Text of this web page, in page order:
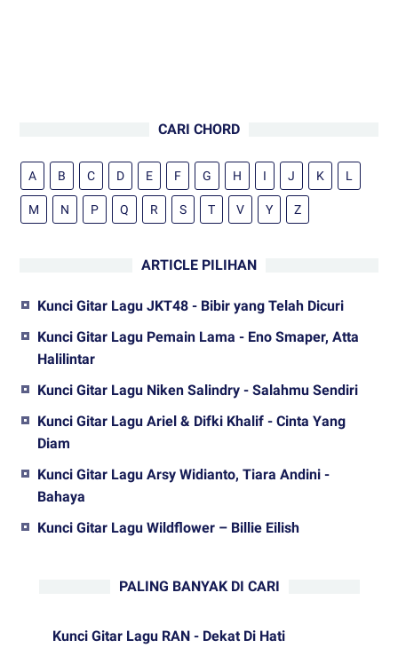
CARI CHORD
A B C D E F G H I J K L
M N P Q R S T V Y Z
ARTICLE PILIHAN
Kunci Gitar Lagu JKT48 - Bibir yang Telah Dicuri
Kunci Gitar Lagu Pemain Lama - Eno Smaper, Atta
Halilintar
Kunci Gitar Lagu Niken Salindry - Salahmu Sendiri
Kunci Gitar Lagu Ariel & Difki Khalif - Cinta Yang
Diam
Kunci Gitar Lagu Arsy Widianto, Tiara Andini -
Bahaya
Kunci Gitar Lagu Wildflower – Billie Eilish
PALING BANYAK DI CARI
Kunci Gitar Lagu RAN - Dekat Di Hati